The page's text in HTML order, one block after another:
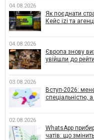
04.08.2026
Як поєднати
Кейс izi та
04.08.2026
Європа знову
увійшли до
03.08.2026
Вступ-2026:
спеціальністю,
02.08.2026
WhatsApp
чатів: що